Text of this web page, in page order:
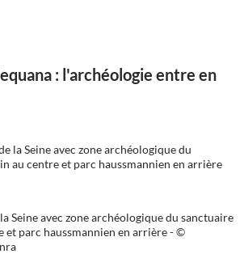
: l'archéologie entre en
Seine avec zone archéologique du sanctuaire
et parc haussmannien en arrière - ©